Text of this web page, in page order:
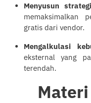
Menyusun
memaksimalkan
gratis dari vendor.
Mengalkulasi
eksternal yang
terendah.